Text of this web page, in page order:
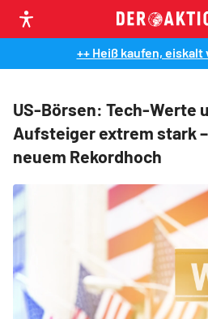
++ Heiß kaufen, eiskalt
US-Börsen: Tech-Werte
Aufsteiger extrem stark
neuem Rekordhoch